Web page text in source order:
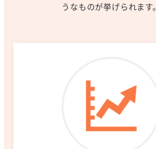
うなものが挙げられます。